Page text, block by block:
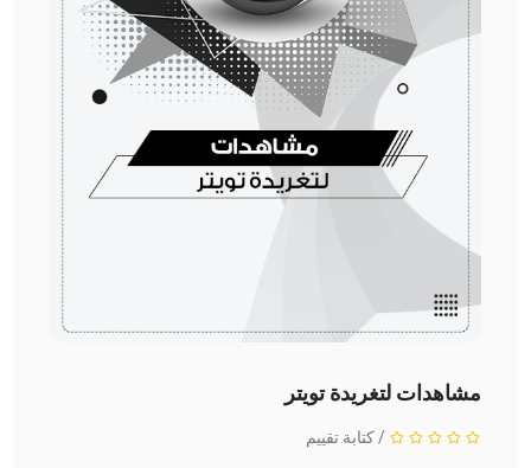
مشاهدات لتغريدة تويتر
/كتابة تقييم